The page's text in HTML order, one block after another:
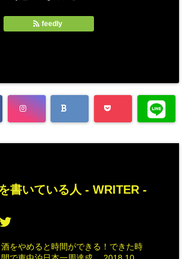
feedly
書いている人 - WRITER -
酒をやめると時間ができる！できた時